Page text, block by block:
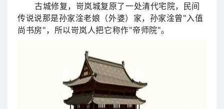
古城修复，岢岚城复原了一处清代宅院，民间
传说说那是孙家淦老娘（外婆）家，孙家淦曾"入值
尚书房"，所以岢岚人把它称作"帝师院"。